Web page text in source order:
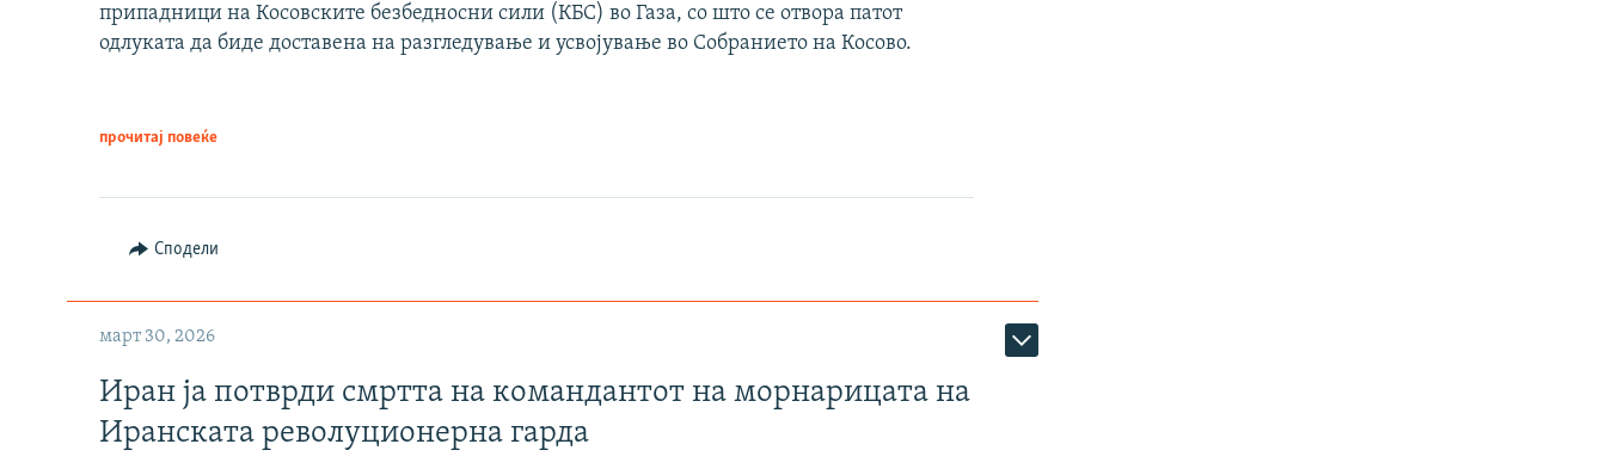
припадници на Косовските безбедносни сили (КБС) во Газа, со што се отвора патот
одлуката да биде доставена на разгледување и усвојување во Собранието на Косово.
прочитај повеќе
Сподели
март 30, 2026
Иран ја потврди смртта на командантот на морнарицата на
Иранската револуционерна гарда